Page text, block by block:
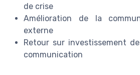
de crise
Amélioration de la
externe
Retour sur investissement
communication